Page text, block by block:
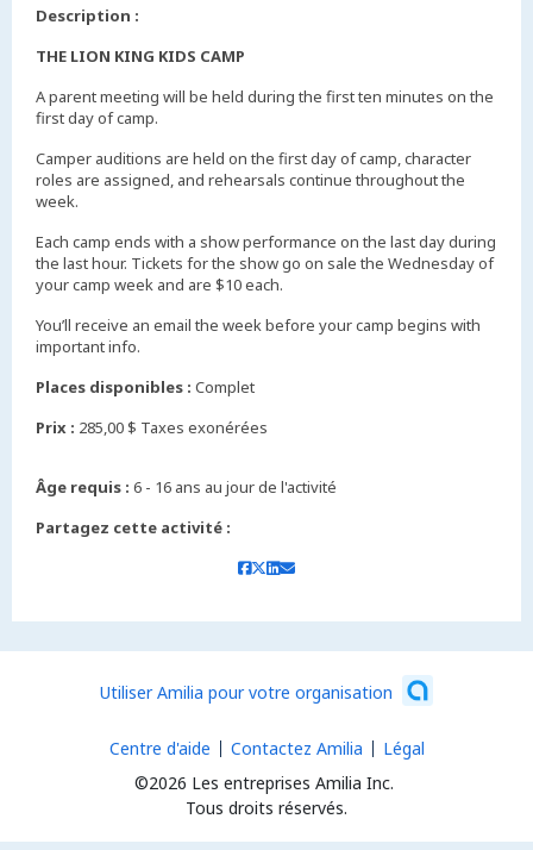
Description :
THE LION KING KIDS CAMP
A parent meeting will be held during the first ten minutes on the
first day of camp.
Camper auditions are held on the first day of camp, character
roles are assigned, and rehearsals continue throughout the
week.
Each camp ends with a show performance on the last day during
the last hour. Tickets for the show go on sale the Wednesday of
your camp week and are $10 each.
You’ll receive an email the week before your camp begins with
important info.
Places disponibles : Complet
Prix : 285,00 $ Taxes exonérées
Âge requis : 6 - 16 ans au jour de l'activité
Partagez cette activité :
Utiliser Amilia pour votre organisation
©2026 Les entreprises Amilia Inc.
Tous droits réservés.
Centre d'aide Contactez Amilia Légal